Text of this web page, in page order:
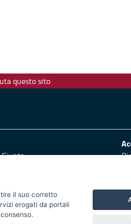
questo sito
il suo corretto
erogati da portali